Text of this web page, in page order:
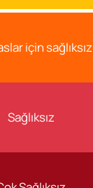
için sağlıksız
Sağlıksız